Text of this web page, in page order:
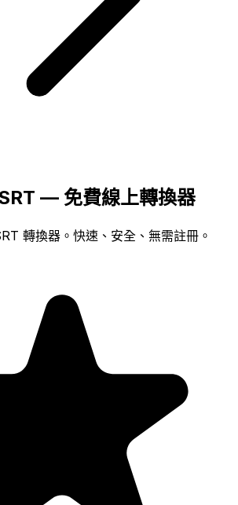
— 免費線上轉換器
轉換器。快速、安全、無需註冊。